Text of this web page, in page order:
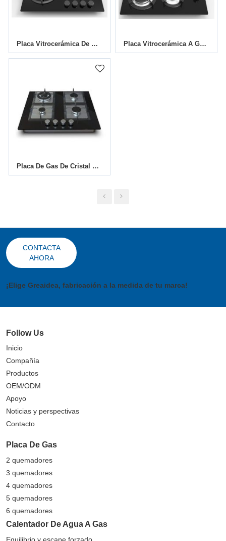
Placa Vitrocerámica De Gas De 4 Quemadores MGBG-604M3|24 Pulgadas Placa Vitrocerámica A Gas De 4 Fuegos MGBG-604C5|600mm
Placa De Gas De Cristal De 4 Quemadores MGBG-604S2|600mm
CONTACTA
AHORA
¡Elige Greaidea, fabricación a la medida de tu marca!
Follow Us
Inicio
Compañía
Productos
OEM/ODM
Apoyo
Noticias y perspectivas
Contacto
Placa De Gas
2 quemadores
3 quemadores
4 quemadores
5 quemadores
6 quemadores
Calentador De Agua A Gas